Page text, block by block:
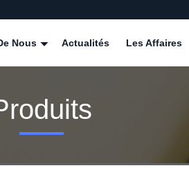
Nous Actualités Les Affaires